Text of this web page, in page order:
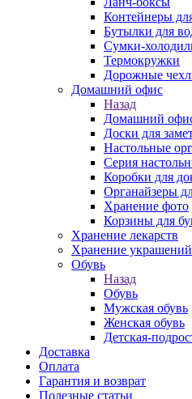
Контейнеры
Бутылки для
Сумки-
Термокружки
Дорожные
Домашний офис
Назад
Домашний
Доски для
Настольные
Серия
Коробки для
Органайзеры
Хранение фото
Корзины для
Хранение лекарств
Хранение украшений
Обувь
Назад
Обувь
Мужская обувь
Женская обувь
Детская-
Доставка
Оплата
Гарантия и возврат
Полезные статьи